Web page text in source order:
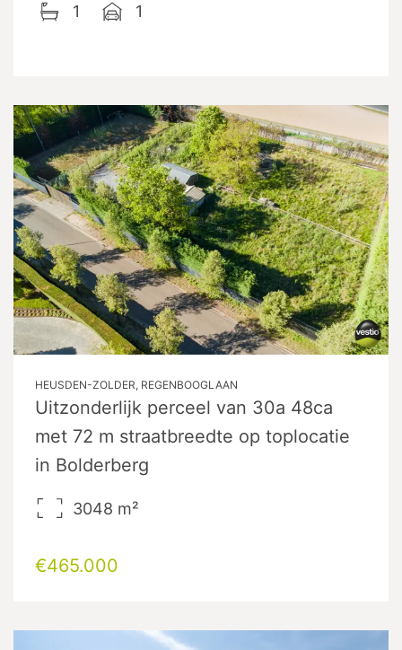
1 1
HEUSDEN-ZOLDER, REGENBOOGLAAN
Uitzonderlijk perceel van 30a 48ca
met 72 m straatbreedte op toplocatie
in Bolderberg
3048 m²
€465.000